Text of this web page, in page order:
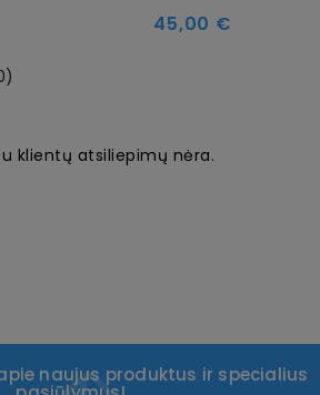
Kaina
45,00 €
klientų atsiliepimų nėra.
naujus produktus ir specialius